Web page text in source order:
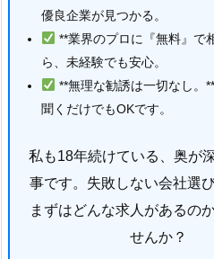
優良企業が見つかる。
**業界のプロに『無料』で
ら、未経験でも安心。
**無理な勧誘は一切なし。
聞くだけでもOKです。
私も18年続けている、奥が
事です。失敗しない会社選
まずはどんな求人があるの
せんか？